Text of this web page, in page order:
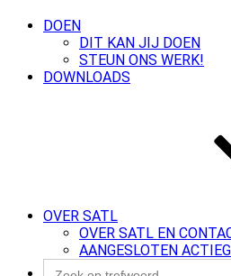
DOEN
DIT KAN JIJ DOEN
STEUN ONS WERK!
DOWNLOADS
OVER SATL
OVER SATL EN
AANGESLOTEN
Zoek